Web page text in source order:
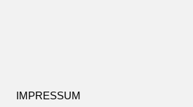
IMPRESSUM